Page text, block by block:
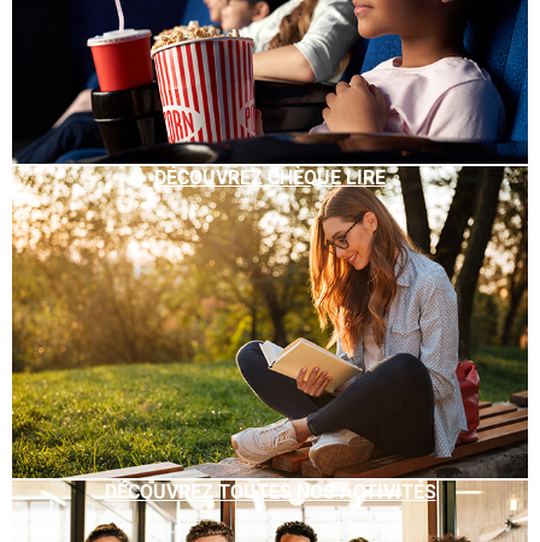
DÉCOUVREZ CHÈQUE LIRE
DÉCOUVREZ TOUTES NOS ACTIVITÉS